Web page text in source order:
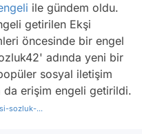
ile gündem oldu.
getirilen Ekşi
öncesinde bir engel
adında yeni bir
sosyal iletişim
da erişim engeli getirildi.
sozluk-...